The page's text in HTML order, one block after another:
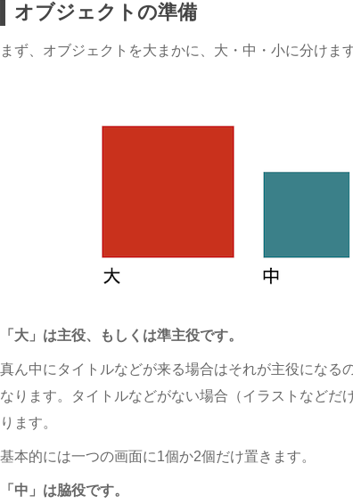
オブジェクトの準備
まず、オブジェクトを大まかに、大・中・小に分けます
「大」は主役、もしくは準主役です。
真ん中にタイトルなどが来る場合はそれが主役になる
なります。タイトルなどがない場合（イラストなどだ
ります。
基本的には一つの画面に1個か2個だけ置きます。
「中」は脇役です。